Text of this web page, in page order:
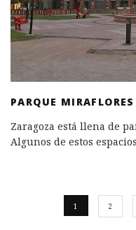
PARQUE MIRAFLORES
Zaragoza está llena de
Algunos de estos
1 2